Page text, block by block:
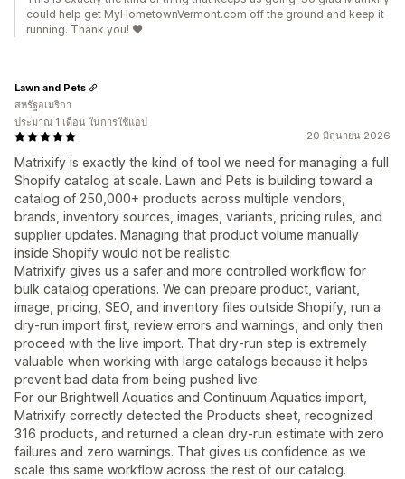
could help get MyHometownVermont.com off the ground and keep it
running. Thank you! ❤️
20 มิถุนายน 2026
Matrixify is exactly the kind of tool we need for managing a full
Shopify catalog at scale. Lawn and Pets is building toward a
catalog of 250,000+ products across multiple vendors,
brands, inventory sources, images, variants, pricing rules, and
supplier updates. Managing that product volume manually
inside Shopify would not be realistic.
Matrixify gives us a safer and more controlled workflow for
bulk catalog operations. We can prepare product, variant,
image, pricing, SEO, and inventory files outside Shopify, run a
dry-run import first, review errors and warnings, and only then
proceed with the live import. That dry-run step is extremely
valuable when working with large catalogs because it helps
prevent bad data from being pushed live.
For our Brightwell Aquatics and Continuum Aquatics import,
Matrixify correctly detected the Products sheet, recognized
316 products, and returned a clean dry-run estimate with zero
failures and zero warnings. That gives us confidence as we
scale this same workflow across the rest of our catalog.
Lawn and Pets
สหรัฐอเมริกา
ประมาณ 1 เดือน ในการใช้แอป